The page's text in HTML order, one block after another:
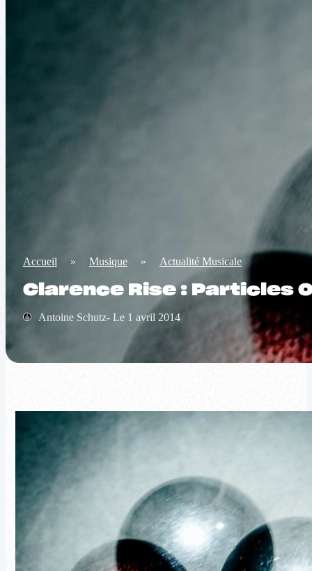
Accueil » Musique » Actualité Musicale
Clarence Rise : Particles
Antoine Schutz- Le 1 avril 2014